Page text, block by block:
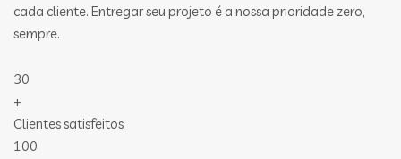
cada cliente. Entregar seu projeto é a nossa prioridade zero,
sempre.
30
+
Clientes satisfeitos
100